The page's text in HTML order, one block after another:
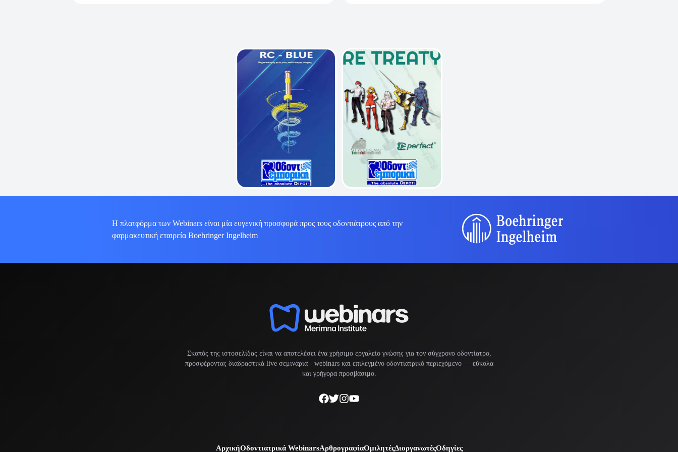
Η πλατφόρμα των Webinars είναι μία ευγενική προσφορά προς τους οδοντιάτρους από την
φαρμακευτική εταιρεία Boehringer Ingelheim
Σκοπός της ιστοσελίδας είναι να αποτελέσει ένα χρήσιμο εργαλείο γνώσης για τον σύγχρονο οδοντίατρο,
προσφέροντας διαδραστικά live σεμινάρια - webinarsκαι επιλεγμένο οδοντιατρικό περιεχόμενο — εύκολα
και γρήγορα προσβάσιμο.
ΑρχικήΟδοντιατρικά WebinarsΑρθρογραφίαΟμιλητέςΔιοργανωτέςΟδηγίες